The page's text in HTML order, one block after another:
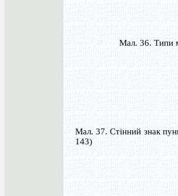
Мал. 36. Типи
Мал. 37. Стінний знак
143)